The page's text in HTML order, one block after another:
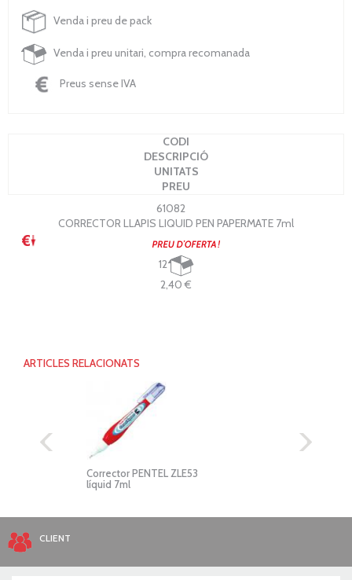
Venda i preu de pack
Venda i preu unitari, compra recomanada
Preus sense IVA
CODI
DESCRIPCIÓ
UNITATS
PREU
61082
CORRECTOR LLAPIS LIQUID PEN PAPERMATE 7ml
12
2,40 €
ARTICLES RELACIONATS
Corrector PENTEL ZLE53
líquid 7ml
CLIENT